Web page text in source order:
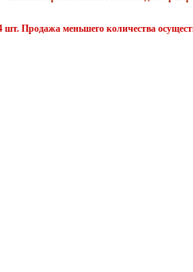
Продажа меньшего количества